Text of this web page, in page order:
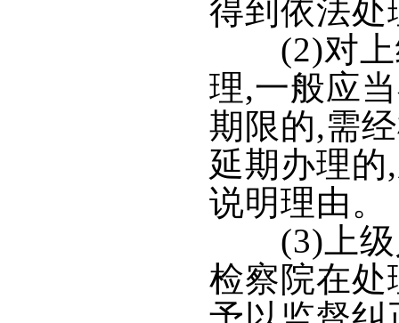
得到依法处
(2)对上
理,一般应
期限的,需
延期办理
说明理由。
(3)上级
检察院在处